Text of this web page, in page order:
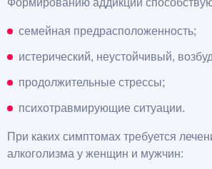
семейная предрасположенность;
истерический, неустойчивый,
продолжительные стрессы;
психотравмирующие ситуации.
При каких симптомах требуется
алкоголизма у женщин и мужчин: